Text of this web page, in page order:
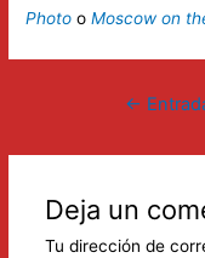
Photo oMoscow on
Navegación
entradas
←
Deja un
Tu dirección de